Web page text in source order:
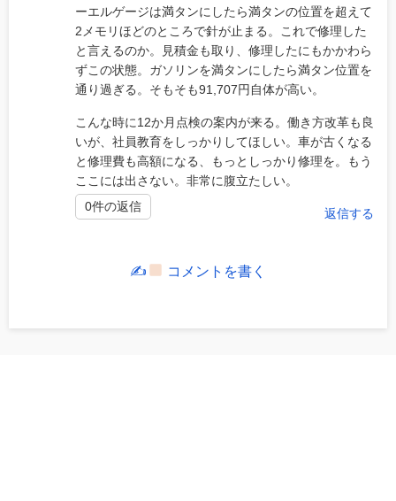
ーエルゲージは満タンにしたら満タンの位置を超えて
2メモリほどのところで針が止まる。これで修理した
と言えるのか。見積金も取り、修理したにもかかわら
ずこの状態。ガソリンを満タンにしたら満タン位置を
通り過ぎる。そもそも91,707円自体が高い。
こんな時に12か月点検の案内が来る。働き方改革も良
いが、社員教育をしっかりしてほしい。車が古くなる
と修理費も高額になる、もっとしっかり修理を。もう
ここには出さない。非常に腹立たしい。
返信する
0件の返信
✍ コメントを書く